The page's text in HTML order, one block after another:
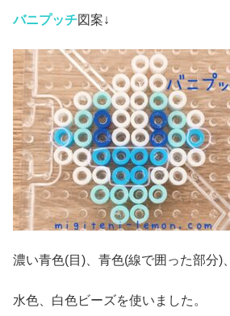
バニプッチ図案↓
濃い青色(目)、青色(線で囲った部分)、
水色、白色ビーズを使いました。